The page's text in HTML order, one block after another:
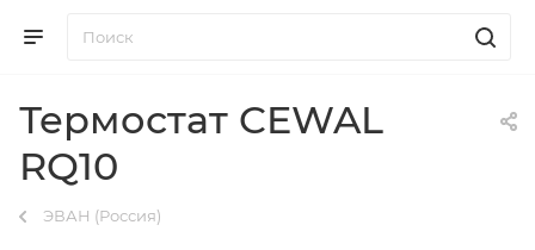
Термостат CEWAL
RQ10
ЭВАН (Россия)